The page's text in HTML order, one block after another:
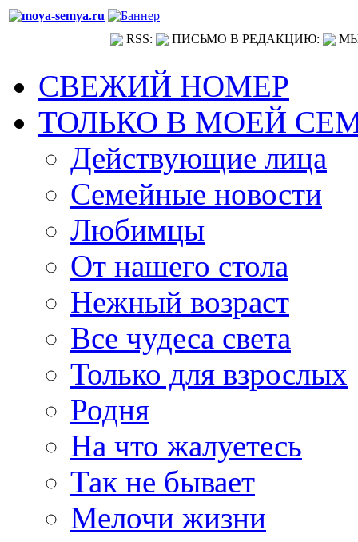
RSS: ПИСЬМО В РЕДАКЦИЮ:
СВЕЖИЙ НОМЕР
ТОЛЬКО В МОЕЙ
Действующие лица
Семейные новости
Любимцы
От нашего стола
Нежный возраст
Все чудеса света
Только для взрослых
Родня
На что жалуетесь
Так не бывает
Мелочи жизни